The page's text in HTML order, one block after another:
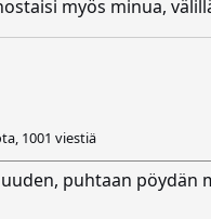
myös minua,
1001 viestiä
puhtaan